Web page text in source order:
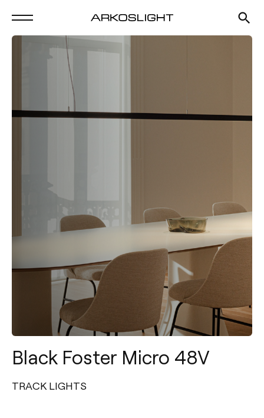
Black Foster Micro 48V
TRACK LIGHTS